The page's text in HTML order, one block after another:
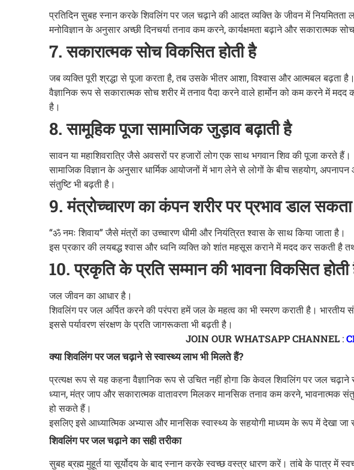
प्रतिदिन सुबह स्नान करके शिवलिंग पर जल चढ़ाने की आदत व्यक्ति के जीवन में नियमितता
मनोविज्ञान के अनुसार अच्छी दिनचर्या तनाव कम करने, कार्यक्षमता बढ़ाने और सकारात्मक
7. सकारात्मक सोच विकसित होती है
जब व्यक्ति पूरी श्रद्धा से पूजा करता है, तब उसके भीतर आशा, विश्वास और आत्मबल बढ़ता है।
वैज्ञानिक रूप से सकारात्मक सोच शरीर में तनाव पैदा करने वाले हार्मोन को कम करने में
है।
8. सामूहिक पूजा सामाजिक जुड़ाव बढ़ाती है
सावन या महाशिवरात्रि जैसे अवसरों पर हजारों लोग एक साथ भगवान शिव की पूजा करते हैं।
सामाजिक विज्ञान के अनुसार धार्मिक आयोजनों में भाग लेने से लोगों के बीच सहयोग,
संतुष्टि भी बढ़ती है।
9. मंत्रोच्चारण का कंपन शरीर पर प्रभाव डाल
“ॐ नमः शिवाय” जैसे मंत्रों का उच्चारण धीमी और नियंत्रित श्वास के साथ किया जाता है।
इस प्रकार की लयबद्ध श्वास और ध्वनि व्यक्ति को शांत महसूस कराने में मदद कर सकती है
10. प्रकृति के प्रति सम्मान की भावना विकसित होती
जल जीवन का आधार है।
शिवलिंग पर जल अर्पित करने की परंपरा हमें जल के महत्व का भी स्मरण कराती है। भारतीय
इससे पर्यावरण संरक्षण के प्रति जागरूकता भी बढ़ती है।
JOIN OUR WHATSAPP CHANNEL:
क्या शिवलिंग पर जल चढ़ाने से स्वास्थ्य लाभ भी मिलते हैं?
प्रत्यक्ष रूप से यह कहना वैज्ञानिक रूप से उचित नहीं होगा कि केवल शिवलिंग पर जल चढ़ाने
ध्यान, मंत्र जाप और सकारात्मक वातावरण मिलकर मानसिक तनाव कम करने,
हो सकते हैं।
इसलिए इसे आध्यात्मिक अभ्यास और मानसिक स्वास्थ्य के सहयोगी माध्यम के रूप में देखा
शिवलिंग पर जल चढ़ाने का सही तरीका
सुबह ब्रह्म मुहूर्त या सूर्योदय के बाद स्नान करके स्वच्छ वस्त्र धारण करें। तांबे के पात्र में